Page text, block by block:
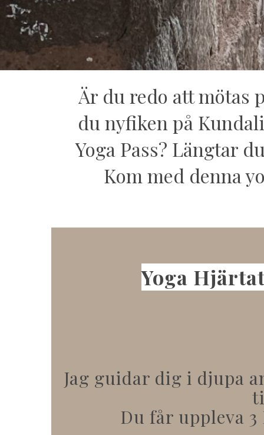
Är du redo att mötas
du nyfiken på
Yoga Pass? Längtar
Kom med denna
Yoga
Jag guidar dig i djupa
Du får uppleva 3